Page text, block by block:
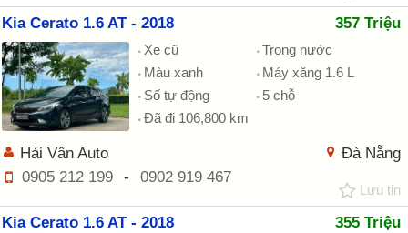
Kia Cerato 1.6 AT - 2018 357 Triệu
Xe cũ
Trong nước
Màu xanh
Máy xăng 1.6 L
Số tự động
5 chỗ
Đã đi 106,800 km
Đà Nẵng
Hải Vân Auto
0905 212 199
- 0902 919 467
Lưu tin
Kia Cerato 1.6 AT - 2018 355 Triệu